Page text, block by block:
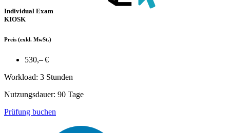
Individual Exam
KIOSK
Preis (exkl. MwSt.)
530,– €
Workload: 3 Stunden
Nutzungsdauer: 90 Tage
Prüfung buchen